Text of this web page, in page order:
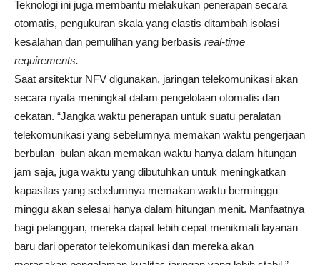
Teknologi ini juga membantu melakukan penerapan secara
otomatis, pengukuran skala yang elastis ditambah isolasi
kesalahan dan pemulihan yang berbasis real-time
requirements.
Saat arsitektur NFV digunakan, jaringan telekomunikasi akan
secara nyata meningkat dalam pengelolaan otomatis dan
cekatan. “Jangka waktu penerapan untuk suatu peralatan
telekomunikasi yang sebelumnya memakan waktu pengerjaan
berbulan–bulan akan memakan waktu hanya dalam hitungan
jam saja, juga waktu yang dibutuhkan untuk meningkatkan
kapasitas yang sebelumnya memakan waktu berminggu–
minggu akan selesai hanya dalam hitungan menit. Manfaatnya
bagi pelanggan, mereka dapat lebih cepat menikmati layanan
baru dari operator telekomunikasi dan mereka akan